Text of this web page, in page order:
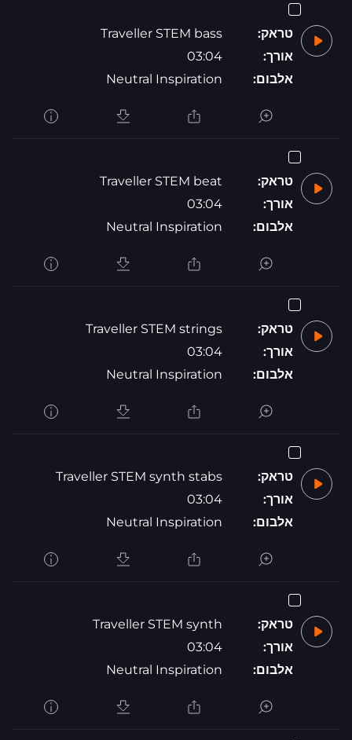
טראק:
Traveller STEM bass
אורך:
03:04
אלבום:
Neutral Inspiration
טראק:
Traveller STEM beat
אורך:
03:04
אלבום:
Neutral Inspiration
טראק:
Traveller STEM strings
אורך:
03:04
אלבום:
Neutral Inspiration
טראק:
Traveller STEM synth stabs
אורך:
03:04
אלבום:
Neutral Inspiration
טראק:
Traveller STEM synth
אורך:
03:04
אלבום:
Neutral Inspiration